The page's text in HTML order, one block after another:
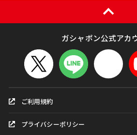
ガシャポン公式アカ
ご利用規約
プライバシーポリシー